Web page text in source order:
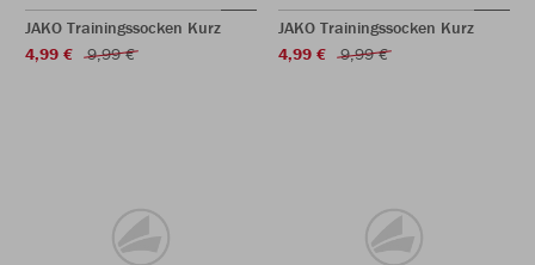
JAKO Trainingssocken Kurz
4,99 €
9,99 €
JAKO Trainingssocken Kurz
4,99 €
9,99 €